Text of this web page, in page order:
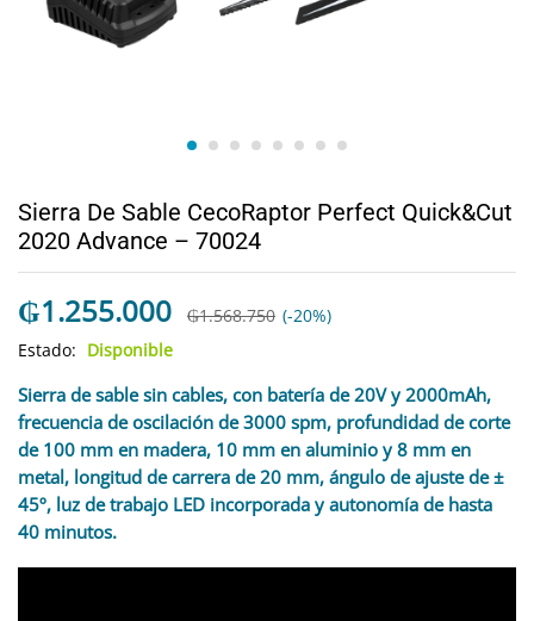
Sierra De Sable CecoRaptor Perfect Quick&Cut
2020 Advance – 70024
₲1.255.000 ₲1.568.750 (-20%)
Estado: Disponible
Sierra de sable sin cables, con batería de 20V y 2000mAh,
frecuencia de oscilación de 3000 spm, profundidad de corte
de 100 mm en madera, 10 mm en aluminio y 8 mm en
metal, longitud de carrera de 20 mm, ángulo de ajuste de ±
45º, luz de trabajo LED incorporada y autonomía de hasta
40 minutos.